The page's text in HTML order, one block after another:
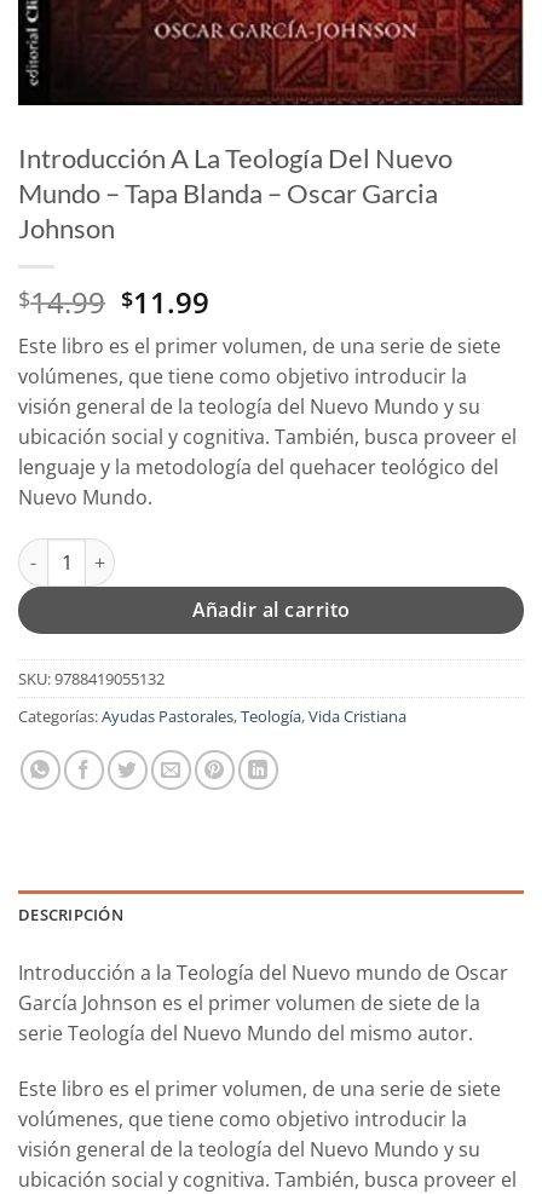
Introducción A La Teología Del Nuevo
Mundo – Tapa Blanda – Oscar Garcia
Johnson
$14.99 El
precio
original
era:
$14.99.
$11.99
precio
actual
es:
$11.99.
Este libro es el primer volumen, de una serie de siete
volúmenes, que tiene como objetivo introducir la
visión general de la teología del Nuevo Mundo y su
ubicación social y cognitiva. También, busca proveer el
lenguaje y la metodología del quehacer teológico del
Nuevo Mundo.
Introducción A La Teología Del Nuevo Mundo - Tapa Blanda -
Añadir al carrito
SKU:9788419055132
Categorías:Ayudas Pastorales,Teología,Vida Cristiana
DESCRIPCIÓN
Introducción a la Teología del Nuevo mundo de Oscar
García Johnson es el primer volumen de siete de la
serie Teología del Nuevo Mundo del mismo autor.
Este libro es el primer volumen, de una serie de siete
volúmenes, que tiene como objetivo introducir la
visión general de la teología del Nuevo Mundo y su
ubicación social y cognitiva. También, busca proveer el